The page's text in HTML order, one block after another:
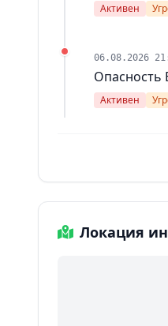
Активен
06.08.2026
Опасность
Активен
Локация